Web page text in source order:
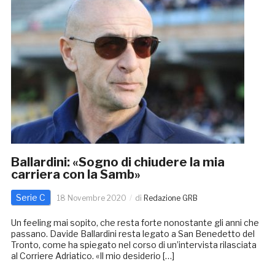
Ballardini: «Sogno di chiudere la mia
carriera con la Samb»
Serie C 18 Novembre 2020 di Redazione GRB
Un feeling mai sopito, che resta forte nonostante gli anni che
passano. Davide Ballardini resta legato a San Benedetto del
Tronto, come ha spiegato nel corso di un’intervista rilasciata
al Corriere Adriatico. «Il mio desiderio […]